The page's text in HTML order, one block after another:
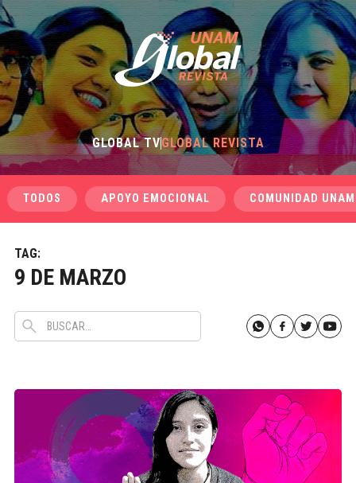
GLOBAL TVGLOBAL REVISTA
TODOS APOYO EMOCIONAL COMUNIDAD UNAM
TAG:
9 DE MARZO